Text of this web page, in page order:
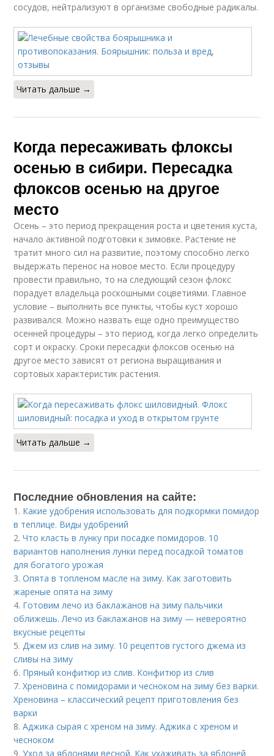
сосудов, нейтрализуют в организме свободные радикалы.
Читать дальше →
Когда пересаживать флоксы
осенью в сибири. Пересадка
флоксов осенью на другое
место
Осень – это период прекращения роста и цветения куста,
начало активной подготовки к зимовке. Растение не
тратит много сил на развитие, поэтому способно легко
выдержать перенос на новое место. Если процедуру
провести правильно, то на следующий сезон флокс
порадует владельца роскошными соцветиями. Главное
условие – выполнить все пункты, чтобы куст хорошо
развивался. Можно назвать еще одно преимущество
осенней процедуры – это период, когда легко определить
сорт и окраску. Сроки пересадки флоксов осенью на
другое место зависят от региона выращивания и
сортовых характеристик растения.
Читать дальше →
Последние обновления на сайте:
1. Какие удобрения использовать для подкормки помидор
в теплице. Виды удобрений
2.Что класть в лунку при посадке помидоров. 10
вариантов наполнения лунки перед посадкой томатов
для богатого урожая
3.Опята в топленом масле на зиму. Как заготовить
жареные опята на зиму
4. Готовим лечо из баклажанов на зиму пальчики
оближешь. Лечо из баклажанов на зиму — невероятно
вкусные рецепты
5.Джем из слив на зиму. 10 рецептов густого джема из
сливы на зиму
6. Пряный конфитюр из слив. Конфитюр из слив
7.Хреновина с помидорами и чесноком на зиму без варки.
Хреновина – классический рецепт приготовления без
варки
8.Аджика сырая с хреном на зиму. Аджика с хреном и
чесноком
9.Уход за яблонями весной. Как ухаживать за яблоней